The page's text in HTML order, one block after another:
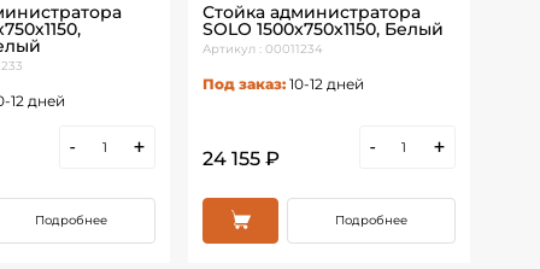
12 дней
- +
Подробнее
Стойка администратора
SOLO 1500х750х1150, Белый
Артикул : 00011234
Под заказ: 10-12 дней
24 155 ₽
- +
Подробнее